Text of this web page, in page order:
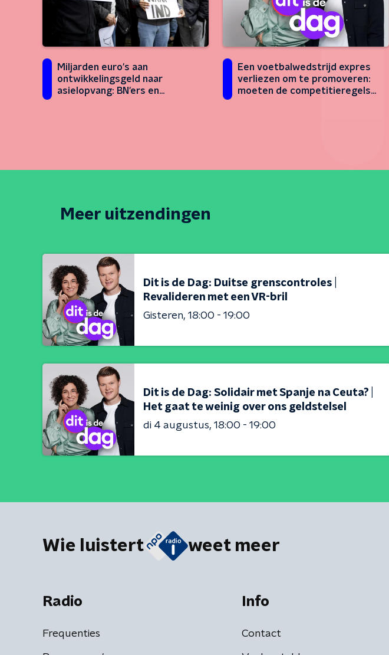
Miljarden euro's aan
ontwikkelingsgeld naar
asielopvang: BN'ers en
Een voetbalwedstrijd expres
verliezen om te promoveren:
moeten de competitieregels
Meer uitzendingen
Dit is de Dag: Duitse grenscontroles |
Revalideren met een VR-bril
Gisteren 18:00 - 19:00
Dit is de Dag: Solidair met Spanje na Ceuta? |
Het gaat te weinig over ons geldstelsel
di 4 augustus 18:00 - 19:00
Wie luistert weet meer
Radio
Frequenties
Info
Contact